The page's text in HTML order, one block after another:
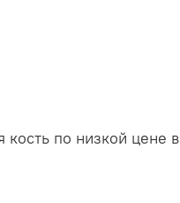
по низкой цене в